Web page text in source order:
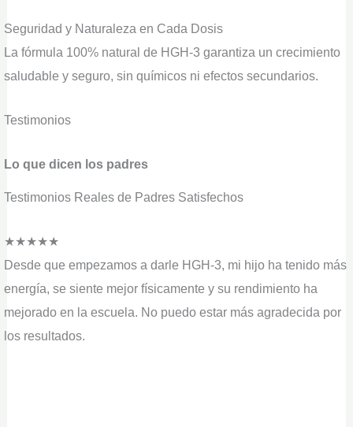
Seguridad y Naturaleza en Cada Dosis
La fórmula 100% natural de HGH-3 garantiza un crecimiento
saludable y seguro, sin químicos ni efectos secundarios.
Testimonios
Lo que dicen los padres
Testimonios Reales de Padres Satisfechos
★★★★★
Desde que empezamos a darle HGH-3, mi hijo ha tenido más
energía, se siente mejor físicamente y su rendimiento ha
mejorado en la escuela. No puedo estar más agradecida por
los resultados.